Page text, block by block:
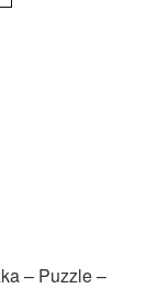
– Puzzle –